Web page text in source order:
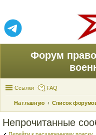
Форум
Ссылки FAQ
На главную Список
Непрочитанные